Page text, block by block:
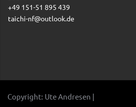
+49 151-51 895 439
taichi-nf@outlook.de
Copyright: Ute Andresen |